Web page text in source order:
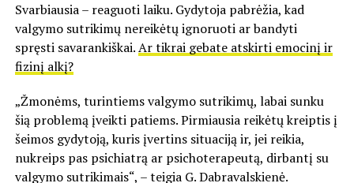
Svarbiausia – reaguoti laiku. Gydytoja pabrėžia, kad
valgymo sutrikimų nereikėtų ignoruoti ar bandyti
spręsti savarankiškai.Ar tikrai gebate atskirti emocinį ir
fizinį alkį?
„Žmonėms, turintiems valgymo sutrikimų, labai sunku
šią problemą įveikti patiems. Pirmiausia reikėtų kreiptis į
šeimos gydytoją, kuris įvertins situaciją ir, jei reikia,
nukreips pas psichiatrą ar psichoterapeutą, dirbantį su
valgymo sutrikimais“, – teigia G. Dabravalskienė.